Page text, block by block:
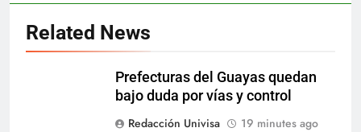
Related News
Prefecturas del Guayas quedan
bajo duda por vías y control
Redacción Univisa
19 minutes ago